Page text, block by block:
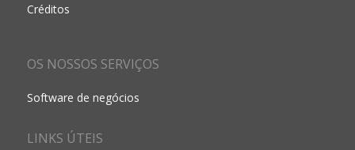
Créditos
OS NOSSOS SERVIÇOS
Software de negócios
LINKS ÚTEIS